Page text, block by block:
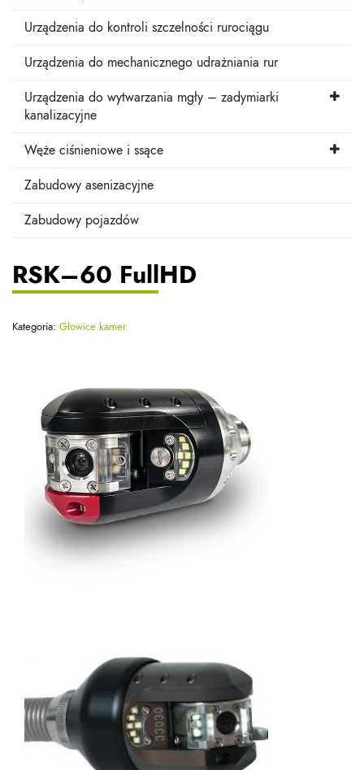
Urządzenia do kontroli szczelności rurociągu
Urządzenia do mechanicznego udrażniania rur
Urządzenia do wytwarzania mgły – zadymiarki
kanalizacyjne
Węże ciśnieniowe i ssące
Zabudowy asenizacyjne
Zabudowy pojazdów
RSK–60 FullHD
Kategoria: Głowice kamer